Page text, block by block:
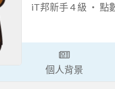
iT邦新手 4 級 ‧ 點
個人背景